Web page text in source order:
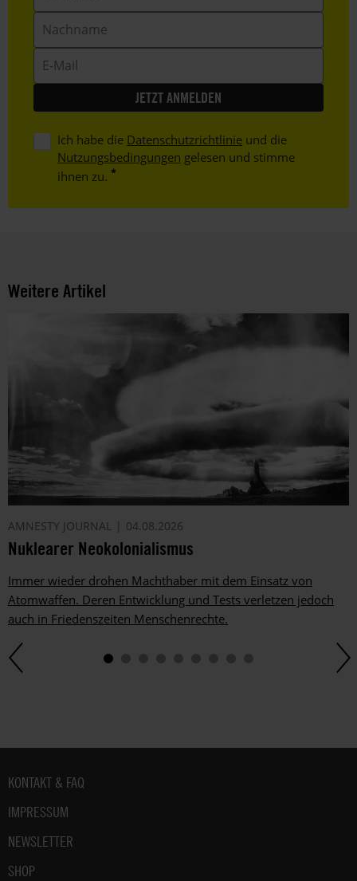
Mail
Ich habe die Datenschutzrichtlinie und die
Nutzungsbedingungen gelesen und stimme
ihnen zu.
Weitere Artikel
AMNESTY JOURNAL 04.08.2026
Nuklearer Neokolonialismus
Immer wieder drohen Machthaber mit dem Einsatz von
Atomwaffen. Deren Entwicklung und Tests verletzen jedoch
auch in Friedenszeiten Menschenrechte.
Fußbereich
KONTAKT & FAQ
IMPRESSUM
NEWSLETTER
SHOP